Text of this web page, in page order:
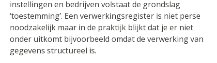
instellingen en bedrijven volstaat de grondslag
‘toestemming’. Een verwerkingsregister is niet perse
noodzakelijk maar in de praktijk blijkt dat je er niet
onder uitkomt bijvoorbeeld omdat de verwerking van
gegevens structureel is.